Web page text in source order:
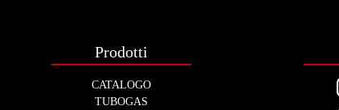
Prodotti
CATALOGO
TUBOGAS